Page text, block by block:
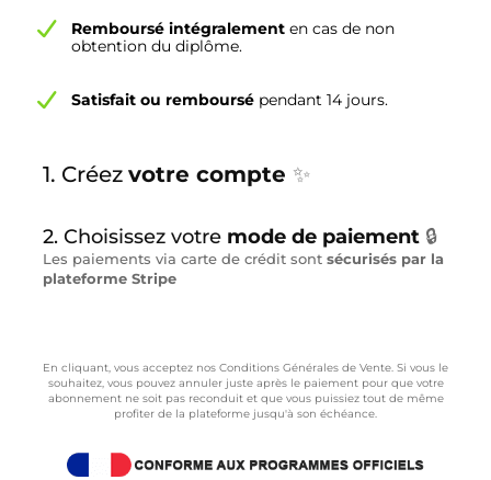
Remboursé intégralement en cas de non
obtention du diplôme.
Satisfait ou remboursé pendant 14 jours.
1. Créez votre compte ✨
2. Choisissez votre mode de paiement 🔒
Les paiements via carte de crédit sont sécurisés par la
plateforme Stripe
En cliquant, vous acceptez nos Conditions Générales de Vente. Si vous le
souhaitez, vous pouvez annuler juste après le paiement pour que votre
abonnement ne soit pas reconduit et que vous puissiez tout de même
profiter de la plateforme jusqu'à son échéance.